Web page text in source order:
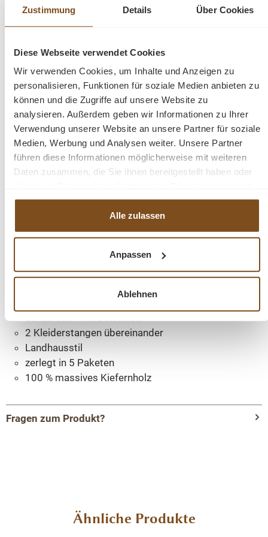
Zustimmung Details Über Cookies
Diese Webseite verwendet Cookies
Wir verwenden Cookies, um Inhalte und Anzeigen zu
personalisieren, Funktionen für soziale Medien anbieten zu
können und die Zugriffe auf unsere Website zu
analysieren. Außerdem geben wir Informationen zu Ihrer
Verwendung unserer Website an unsere Partner für soziale
Medien, Werbung und Analysen weiter. Unsere Partner
führen diese Informationen möglicherweise mit weiteren
Daten zusammen, die Sie ihnen bereitgestellt haben oder
haben.
Alle zulassen
Anpassen
Ablehnen
Produktinformationen "Massivholz
Kleiderschrank - 232 cm breit - Landhaus
Dieser Kleiderschrank im Landhausstil ist ein
hochwertiges, zeitloses Möbelstück, welches in Ihrem
Haus einen prägenden Eindruck hinterlässt und eine gute
Figur macht. Dieses Möbelstück vereint auf elegante
Weise Funktionalität und Ästhetik. Es bietet viel
Stauraum hinter vier großen und zwei kleinen Türen,
sowie in den vier Schubladen. Das Design dieses
Möbelstücks strahlt zeitlose Eleganz aus und passt sich
Lösungen als auch raffinierten Stil suchen.
Die Abmessungen ca. Höhe 197 cm/ Breite 232 cm/
Tiefe 59 cm
Schubladen mit Softclose
2 Kleiderstangen übereinander
Landhausstil
zerlegt in 5 Paketen
100 % massives Kiefernholz
Fragen zum Produkt?
Dieser Kleiderschrank im Landhausstil ist ein
Produktgalerie überspringen
Ähnliche Produkte